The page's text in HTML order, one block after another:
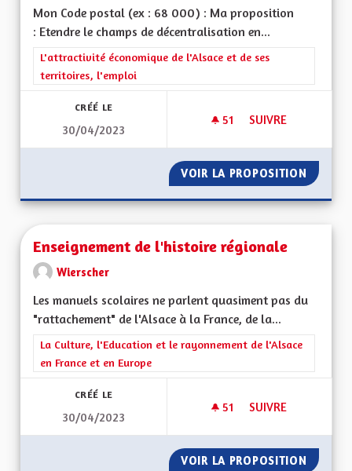
Mon Code postal (ex : 68 000) : Ma proposition
: Etendre le champs de décentralisation en...
Filtrer les résultats de la catégorie : L'attractivité
L'attractivité économique de l'Alsace et de ses
territoires, l'emploi
CRÉÉ LE
30/04/2023
51 51 ABONNÉS
SUIVRE
VOIR LA PROPOSITION
Enseignement de l'histoire régionale
Wierscher
Les manuels scolaires ne parlent quasiment pas du
"rattachement" de l'Alsace à la France, de la...
Filtrer les résultats de la catégorie : La Culture, l'Education et
La Culture, l'Education et le rayonnement de l'Alsace
en France et en Europe
CRÉÉ LE
30/04/2023
51 51 ABONNÉS
SUIVRE
VOIR LA PROPOSITION